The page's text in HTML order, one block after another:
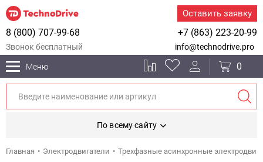
Оставить заявку
+7 (863) 223-20-99
8 (800) 707-99-68
Звонок бесплатный info@technodrive.pro
Меню 0
По всему сайту
Главная Электродвигатели Трехфазные асинхронные